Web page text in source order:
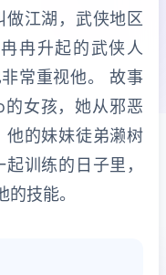
做江湖，武侠地区
冉升起的武侠人
常重视他。 故事
女孩，她从邪恶
他的妹妹徒弟濑树
训练的日子里，
技能。